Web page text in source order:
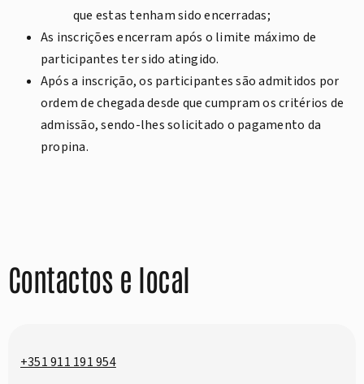
que estas tenham sido encerradas;
As inscrições encerram após o limite máximo de
participantes ter sido atingido.
Após a inscrição, os participantes são admitidos por
ordem de chegada desde que cumpram os critérios de
admissão, sendo-lhes solicitado o pagamento da
propina.
Contactos e local
+351 911 191 954